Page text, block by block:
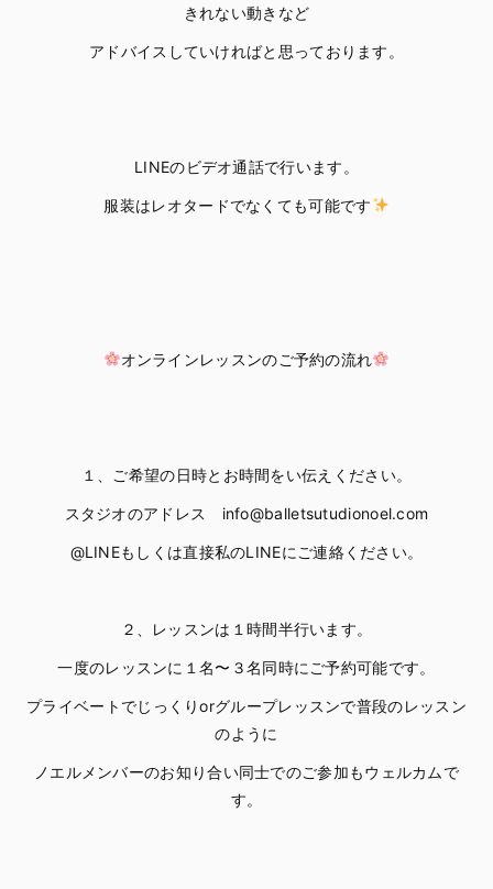
きれない動きなど
アドバイスしていければと思っております。
LINEのビデオ通話で行います。
服装はレオタードでなくても可能です
オンラインレッスンのご予約の流れ
１、ご希望の日時とお時間をい伝えください。
スタジオのアドレス info@balletsutudionoel.com
@LINEもしくは直接私のLINEにご連絡ください。
２、レッスンは１時間半行います。
一度のレッスンに１名〜３名同時にご予約可能です。
プライベートでじっくりorグループレッスンで普段のレッスン
のように
ノエルメンバーのお知り合い同士でのご参加もウェルカムで
す。